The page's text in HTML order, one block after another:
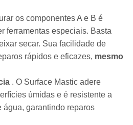
os componentes A e B é
ferramentas especiais. Basta
secar. Sua facilidade de
rápidos e eficazes, mesmo
. O Surface Mastic adere
úmidas e é resistente a
água, garantindo reparos